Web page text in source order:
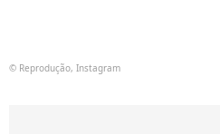
© Reprodução, Instagram